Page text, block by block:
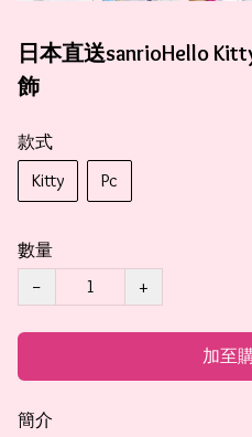
日本直送sanrioHello
飾
款式
Kitty
Pc
數量
−
+
加至
簡介